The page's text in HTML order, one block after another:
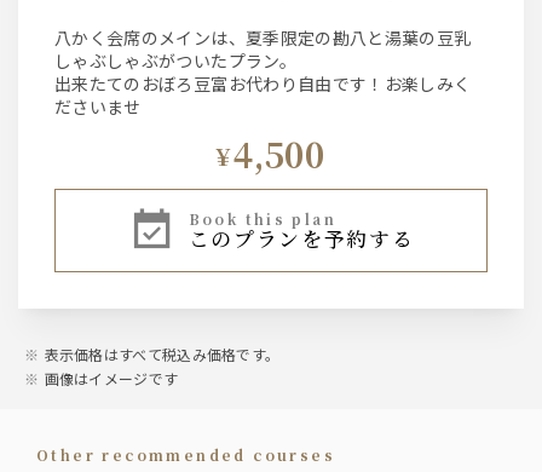
八かく会席のメインは、夏季限定の勘八と湯葉の豆乳
しゃぶしゃぶがついたプラン。
出来たてのおぼろ豆富お代わり自由です！お楽しみく
ださいませ
¥4,500
book this plan
このプランを予約する
表示価格はすべて税込み価格です。
画像はイメージです
other recommended courses